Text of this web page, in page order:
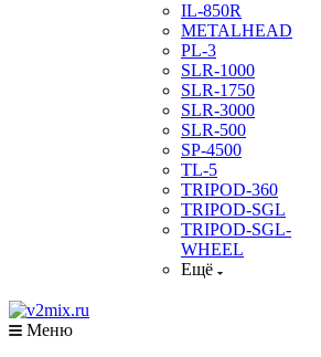
IL-850R
METALHEAD
PL-3
SLR-1000
SLR-1750
SLR-3000
SLR-500
SP-4500
TL-5
TRIPOD-360
TRIPOD-SGL
TRIPOD-SGL-
WHEEL
Ещё
Меню